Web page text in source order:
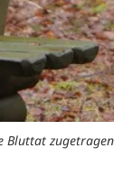
Bluttat